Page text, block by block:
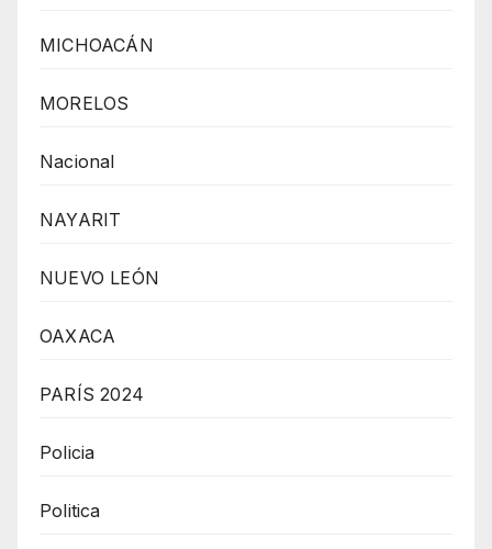
MICHOACÁN
MORELOS
Nacional
NAYARIT
NUEVO LEÓN
OAXACA
PARÍS 2024
Policia
Politica